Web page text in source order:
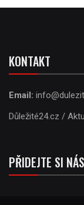
KONTAKT
Email:
Důležité24.cz /
PŘIDEJTE SI